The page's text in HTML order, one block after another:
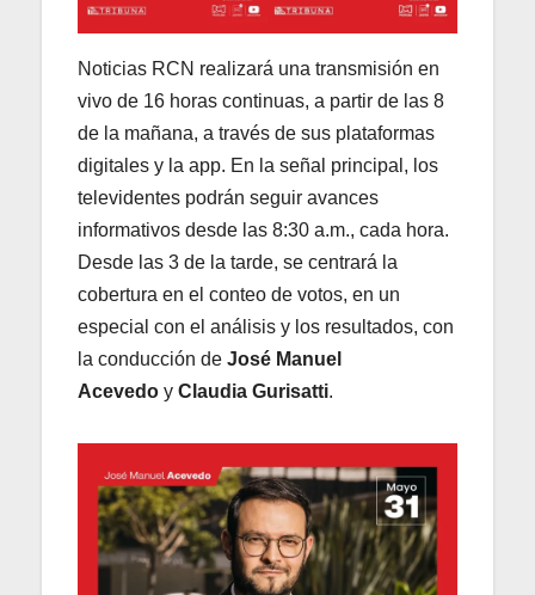
Noticias RCN realizará una transmisión en
vivo de 16 horas continuas, a partir de las 8
de la mañana, a través de sus plataformas
digitales y la app. En la señal principal, los
televidentes podrán seguir avances
informativos desde las 8:30 a.m., cada hora.
Desde las 3 de la tarde, se centrará la
cobertura en el conteo de votos, en un
especial con el análisis y los resultados, con
la conducción de José Manuel
Acevedo y Claudia Gurisatti.